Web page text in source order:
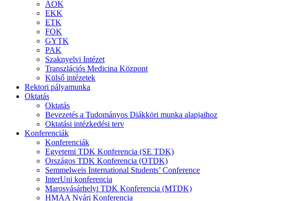
ÁOK
EKK
ETK
FOK
GYTK
PAK
Szaknyelvi Intézet
Transzlációs Medicina Központ
Külső intézetek
Rektori pályamunka
Oktatás
Oktatás
Bevezetés a Tudományos Diákköri munka alapjaihoz
Oktatási intézkedési terv
Konferenciák
Konferenciák
Egyetemi TDK Konferencia (SE TDK)
Országos TDK Konferencia (OTDK)
Semmelweis International Students’ Conference
InterUni konferencia
Marosvásárhelyi TDK Konferencia (MTDK)
HMAA Nyári Konferencia